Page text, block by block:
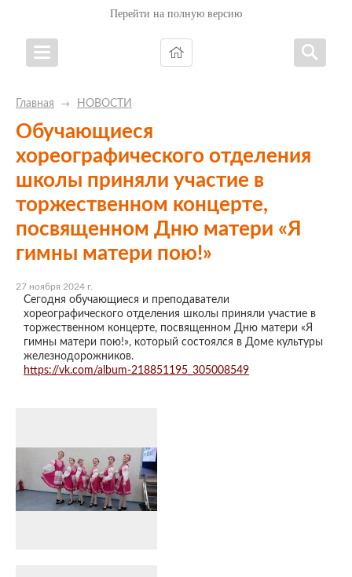
Перейти на полную версию
Главная → НОВОСТИ
Обучающиеся
хореографического отделения
школы приняли участие в
торжественном концерте,
посвященном Дню матери «Я
гимны матери пою!»
27 ноября 2024 г.
Сегодня обучающиеся и преподаватели
хореографического отделения школы приняли участие в
торжественном концерте, посвященном Дню матери «Я
гимны матери пою!», который состоялся в Доме культуры
железнодорожников.
https://vk.com/album-218851195_305008549